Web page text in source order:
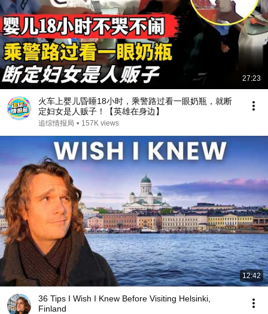
27:23
火车上婴儿昏睡18小时，乘警路过看一眼奶瓶，就断
定妇女是人贩子！【英雄在身边】
追综情报局 • 157K views
12:42
36 Tips I Wish I Knew Before Visiting Helsinki,
Finland